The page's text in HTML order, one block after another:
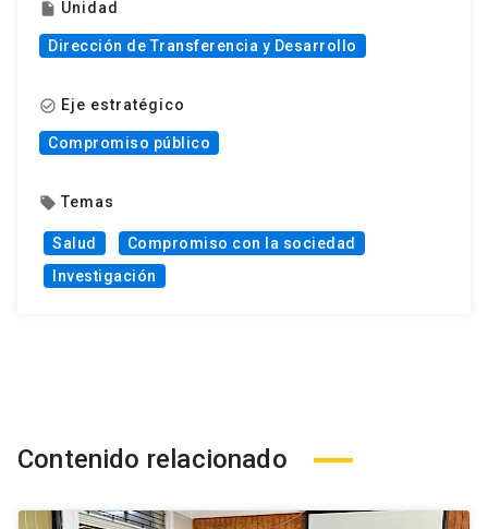
insert_drive_file Unidad
Dirección de Transferencia y Desarrollo
check_circle_outline Eje estratégico
Compromiso público
local_offer Temas
Salud
Compromiso con la sociedad
Investigación
Contenido relacionado